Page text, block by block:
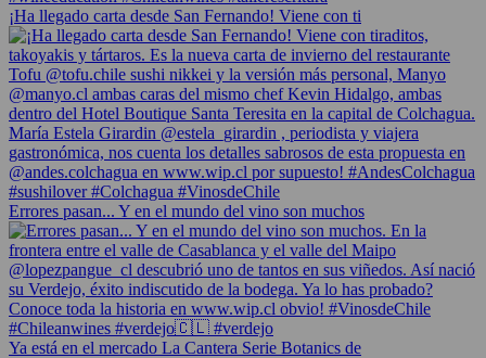
¡Ha llegado carta desde San Fernando! Viene con ti
Errores pasan... Y en el mundo del vino son muchos
Ya está en el mercado La Cantera Serie Botanics de